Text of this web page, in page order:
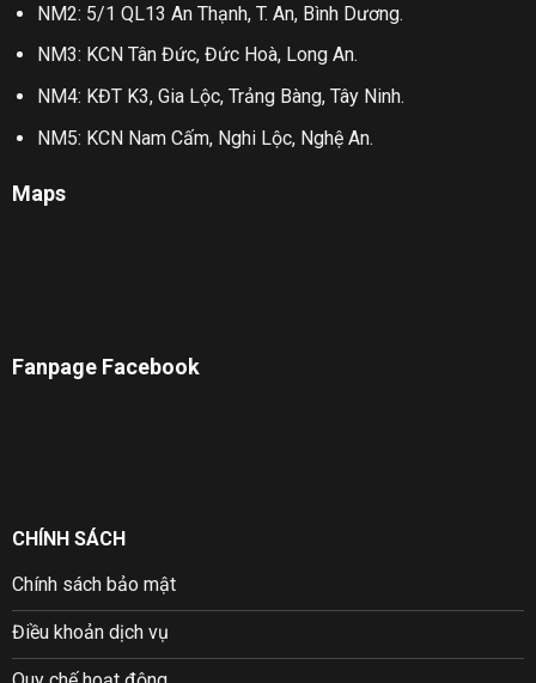
NM2: 5/1 QL13 An Thạnh, T. An, Bình Dương.
NM3: KCN Tân Đức, Đức Hoà, Long An.
NM4: KĐT K3, Gia Lộc, Trảng Bàng, Tây Ninh.
NM5: KCN Nam Cấm, Nghi Lộc, Nghệ An.
Maps
Fanpage Facebook
CHÍNH SÁCH
Chính sách bảo mật
Điều khoản dịch vụ